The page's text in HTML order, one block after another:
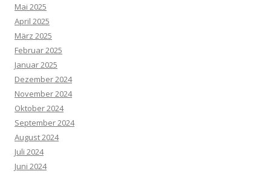
Mai 2025
April 2025
März 2025
Februar 2025
Januar 2025
Dezember 2024
November 2024
Oktober 2024
September 2024
August 2024
Juli 2024
Juni 2024